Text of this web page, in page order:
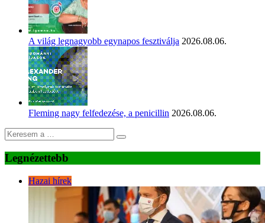
A világ legnagyobb egynapos fesztiválja 2026.08.06.
Fleming nagy felfedezése, a penicillin 2026.08.06.
Legnézettebb
Hazai hírek